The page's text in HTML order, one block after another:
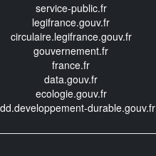
service-public.fr
legifrance.gouv.fr
circulaire.legifrance.gouv.fr
gouvernement.fr
france.fr
data.gouv.fr
ecologie.gouv.fr
durable.gouv.fr